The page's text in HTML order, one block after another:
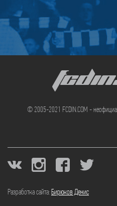
© 2005-2021 FCDIN.COM -
Разработка сайта: Бирюков Денис